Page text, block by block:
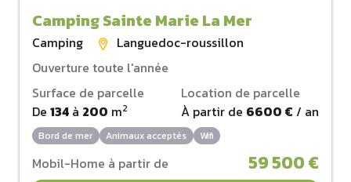
Camping Sainte Marie La Mer
Camping
Languedoc-roussillon
Ouverture toute l'année
Surface de parcelle
De 134 à 200 m2
Location de parcelle
À partir de 6600 € / an
Bord de mer Animaux acceptés Wifi
Mobil-Home à partir de 59 500 €